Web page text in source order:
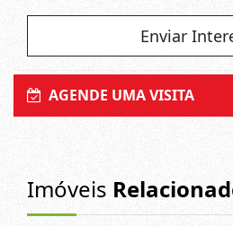
Enviar
AGENDE UMA VISITA
Imóveis